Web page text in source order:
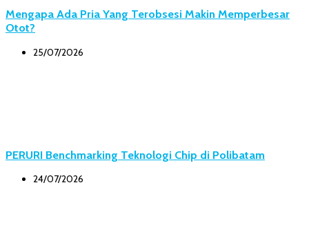
Mengapa Ada Pria Yang Terobsesi Makin Memperbesar
Otot?
25/07/2026
PERURI Benchmarking Teknologi Chip di Polibatam
24/07/2026